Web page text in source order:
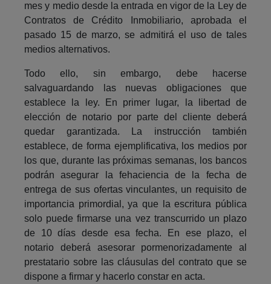
mes y medio desde la entrada en vigor de la Ley de
Contratos de Crédito Inmobiliario, aprobada el
pasado 15 de marzo, se admitirá el uso de tales
medios alternativos.
Todo ello, sin embargo, debe hacerse
salvaguardando las nuevas obligaciones que
establece la ley. En primer lugar, la libertad de
elección de notario por parte del cliente deberá
quedar garantizada. La instrucción también
establece, de forma ejemplificativa, los medios por
los que, durante las próximas semanas, los bancos
podrán asegurar la fehaciencia de la fecha de
entrega de sus ofertas vinculantes, un requisito de
importancia primordial, ya que la escritura pública
solo puede firmarse una vez transcurrido un plazo
de 10 días desde esa fecha. En ese plazo, el
notario deberá asesorar pormenorizadamente al
prestatario sobre las cláusulas del contrato que se
dispone a firmar y hacerlo constar en acta.